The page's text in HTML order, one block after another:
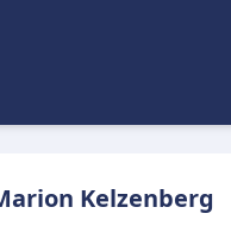
Kelzenberg